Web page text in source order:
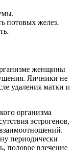
потовых желез.
женщины
Яичники не
удаления матки и
организма
эстрогенов,
периодически
половое влечение